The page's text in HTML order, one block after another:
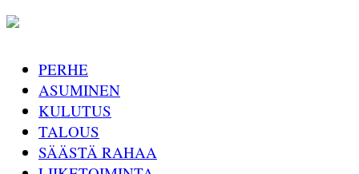
PERHE
ASUMINEN
KULUTUS
TALOUS
SÄÄSTÄ RAHAA